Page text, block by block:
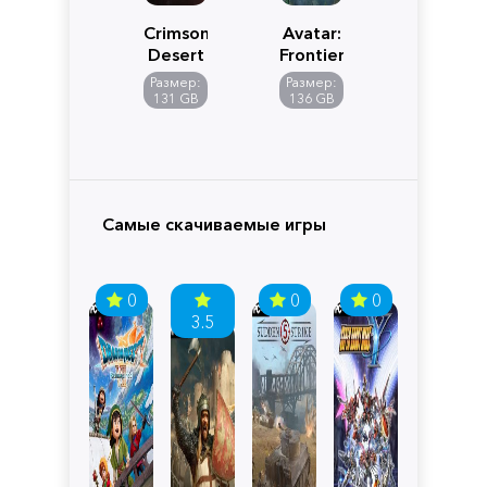
Crimson
Desert
Размер:
131 GB
Avatar:
Frontiers
of
Pandora
Размер:
136 GB
Самые скачиваемые игры
0
3.5
0 0